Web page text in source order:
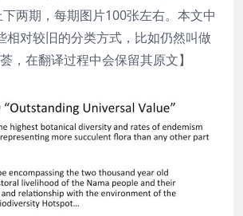
两期，每期图片100张左右。本文中
相对较旧的分类方式，比如仍然叫做
，在翻译过程中会保留其原文】